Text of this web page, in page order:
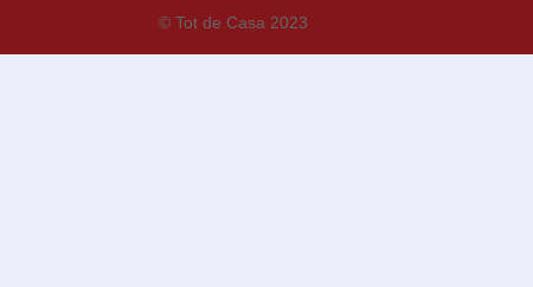
© Tot de Casa 2023